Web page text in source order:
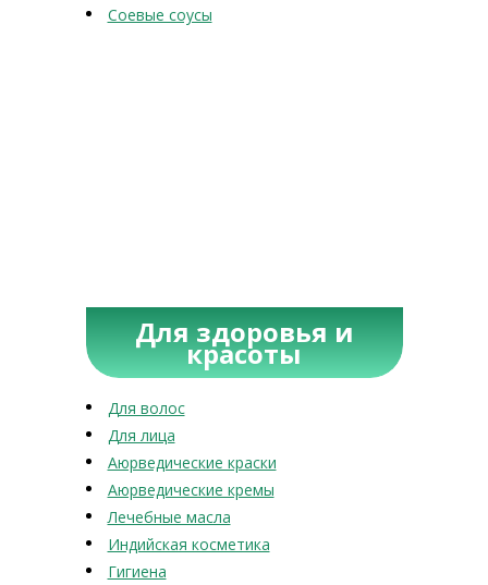
Соевые соусы
Для здоровья и
красоты
Для волос
Для лица
Аюрведические краски
Аюрведические кремы
Лечебные масла
Индийская косметика
Гигиена